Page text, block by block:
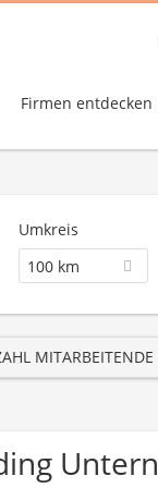
Firmen entdecken
Umkreis
100 km
MITARBEITENDE